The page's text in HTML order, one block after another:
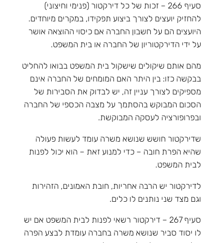
סעיף 266 – זכות של כל דירקטור (פנימי וחיצוני)
להחזיק יועצים לצורך ביצוע תפקידו, במקרים מיוחדים.
היועצים הם על חשבון החברה אם כיסוי ההוצאה אושר
על ידי הדירקטוריון של החברה או בית המשפט.
מהם אותם שיקולים שישקול בית המשפט בבואו להחליט
בבקשה כזו: בין היתר האם המומחים של החברה אינם
מספיקים לצורך עניין זה, יש לבדוק את הסבירות של
הסכום המבוקש בהסתמך על מצבה הכספי של החברה
ובפרופורציה לעסקה המבוקשת.
שדירקטור חושש שנושא משרה עומד לעשות פעולה
שהיא הפרת חובה – כדי למנוע זאת – הוא יכול לפנות
לבית המשפט.
לדירקטור יש הרבה אחריות, חובת האמונים, הזהירות
וגם מצד שני נותנים לו כלים.
סעיף 267 – דירקטור רשאי לפנות לבית המשפט אם יש
לו יסוד סביר שנושא משרה בחברה עומדת לבצע הפרה